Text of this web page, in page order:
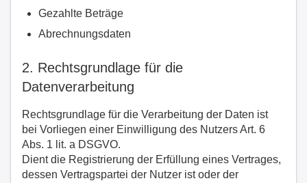
Gezahlte Beträge
Abrechnungsdaten
2. Rechtsgrundlage für die
Datenverarbeitung
Rechtsgrundlage für die Verarbeitung der Daten ist
bei Vorliegen einer Einwilligung des Nutzers Art. 6
Abs. 1 lit. a DSGVO.
Dient die Registrierung der Erfüllung eines Vertrages,
dessen Vertragspartei der Nutzer ist oder der